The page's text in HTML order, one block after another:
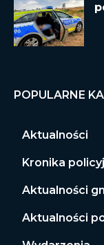
POPULARNE
Aktualności
Kronika
Aktualności
Aktualności